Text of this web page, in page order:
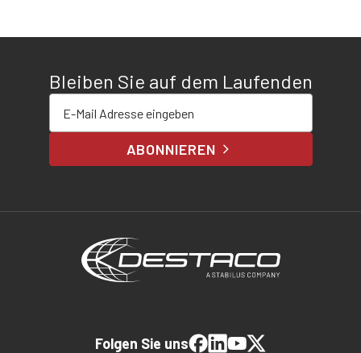
Bleiben Sie auf dem Laufenden
ABONNIEREN
Folgen Sie uns